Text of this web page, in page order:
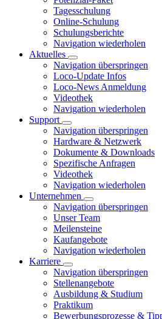
Tagesschulung
Online-Schulung
Schulungsberichte
Navigation wiederholen
Aktuelles
Navigation überspringen
Loco-Update Infos
Loco-News Anmeldung
Videothek
Navigation wiederholen
Support
Navigation überspringen
Hardware & Netzwerk
Dokumente & Downloads
Spezifische Anfragen
Videothek
Navigation wiederholen
Unternehmen
Navigation überspringen
Unser Team
Meilensteine
Kaufangebote
Navigation wiederholen
Karriere
Navigation überspringen
Stellenangebote
Ausbildung & Studium
Praktikum
Bewerbungsprozesse &